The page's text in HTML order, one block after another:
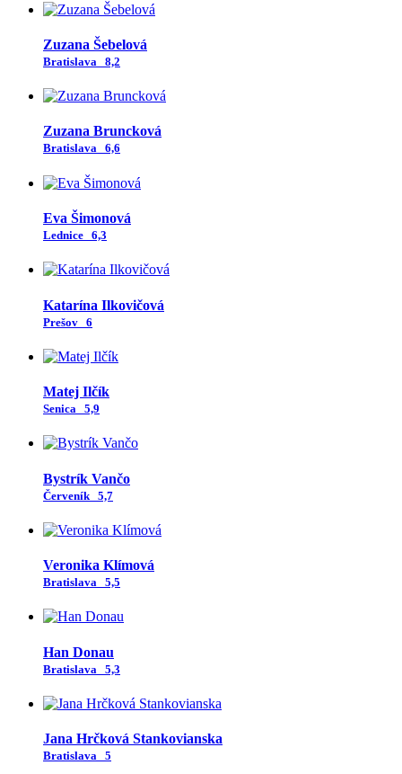
Zuzana Šebelová
Bratislava 8,2
Zuzana Bruncková
Bratislava 6,6
Eva Šimonová
Lednice 6,3
Katarína Ilkovičová
Prešov 6
Matej Ilčík
Senica 5,9
Bystrík Vančo
Červeník 5,7
Veronika Klímová
Bratislava 5,5
Han Donau
Bratislava 5,3
Jana Hrčková Stankovianska
Bratislava 5